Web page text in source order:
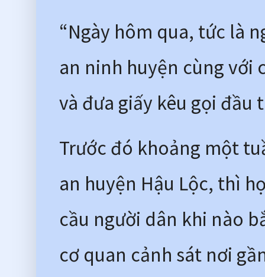
“Ngày hôm qua, tức là
an ninh huyện cùng với
và đưa giấy kêu gọi đầu
Trước đó khoảng một
an huyện Hậu Lộc, thì
cầu người dân khi nào
cơ quan cảnh sát nơi